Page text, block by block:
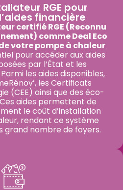
RGE pour
financière
certifié RGE (Reconnu
comme Deal Eco
votre pompe à chaleur
pour accéder aux aides
par l’État et les
les aides disponibles,
les Certificats
(CEE) ainsi que des éco-
aides permettent de
le coût d’installation
rendant ce système
grand nombre de foyers.